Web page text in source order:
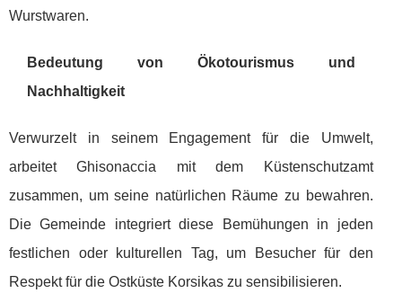
Wurstwaren.
Bedeutung von Ökotourismus und
Nachhaltigkeit
Verwurzelt in seinem Engagement für die Umwelt,
arbeitet Ghisonaccia mit dem Küstenschutzamt
zusammen, um seine natürlichen Räume zu bewahren.
Die Gemeinde integriert diese Bemühungen in jeden
festlichen oder kulturellen Tag, um Besucher für den
Respekt für die Ostküste Korsikas zu sensibilisieren.